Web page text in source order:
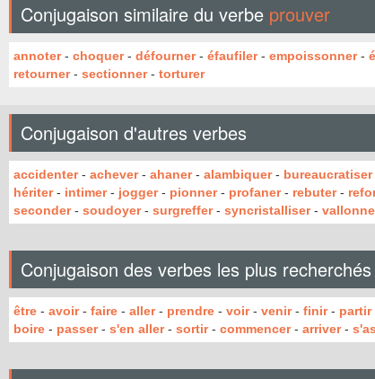
Conjugaison similaire du verbe prouver
annoter- choquer- défourner- éfaufiler- empoissonner-
retourner- sectionner- torturer
Conjugaison d'autres verbes
accidenter- achever- ahaner- alambiquer- bureaucratiser
hériter- intimer- jogger- pionner- profaner- rebuter-
seconder- soudoyer- surgreffer- syncristalliser-
Conjugaison des verbes les plus recherchés
être - avoir- faire - aller- prendre - voir- venir- finir- partir
boire - passer- s'en aller- sortir- commencer- arriver-